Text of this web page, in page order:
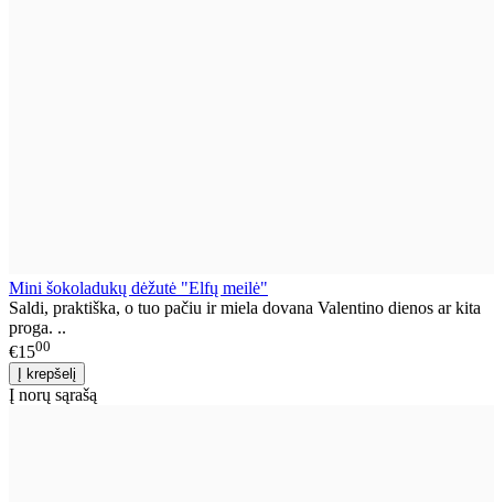
Mini šokoladukų dėžutė "Elfų meilė"
Saldi, praktiška, o tuo pačiu ir miela dovana Valentino dienos ar kita
proga. ..
€1500
Į norų sąrašą